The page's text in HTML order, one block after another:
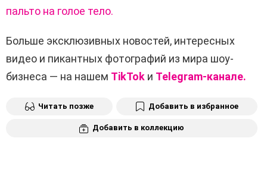
пальто на голое тело.
Больше эксклюзивных новостей, интересных
видео и пикантных фотографий из мира шоу-
бизнеса — на нашем TikTok и Telegram-канале.
Читать позже Добавить в избранное
Добавить в коллекцию